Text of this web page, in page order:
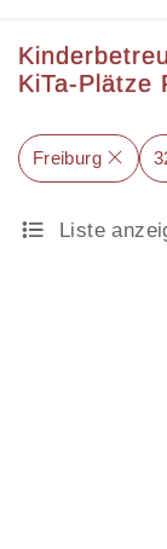
KiTa-Plätze
Freiburg
Liste